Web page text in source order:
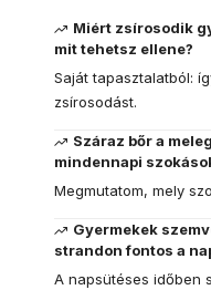
Miért zsírosodik
mit tehetsz ellene?
Saját tapasztalatból:
zsírosodást.
Száraz bőr a
mindennapi
Megmutatom, mely
Gyermekek
strandon fontos a
A napsütéses időben